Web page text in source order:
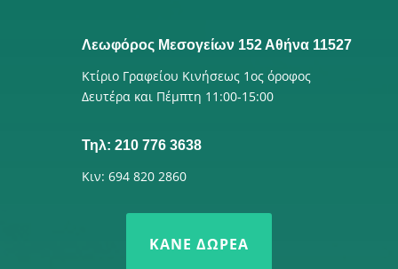
Λεωφόρος Μεσογείων 152 Αθήνα 11527
Κτίριο Γραφείου Κινήσεως 1ος όροφος
Δευτέρα και Πέμπτη 11:00-15:00
Τηλ: 210 776 3638
Κιν: 694 820 2860
ΚΆΝΕ ΔΩΡΕΆ